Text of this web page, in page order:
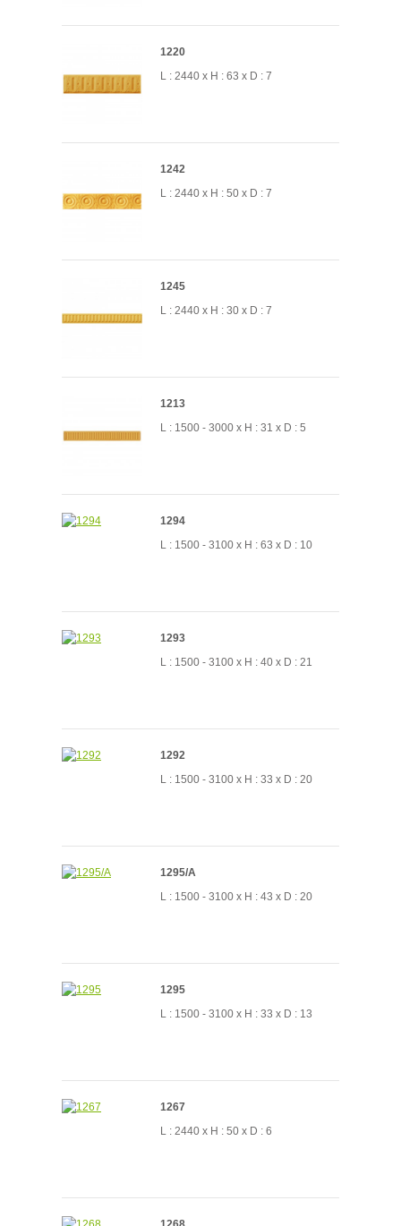
1220
L : 2440 x H : 63 x D : 7
1242
L : 2440 x H : 50 x D : 7
1245
L : 2440 x H : 30 x D : 7
1213
L : 1500 - 3000 x H : 31 x D : 5
1294
L : 1500 - 3100 x H : 63 x D : 10
1293
L : 1500 - 3100 x H : 40 x D : 21
1292
L : 1500 - 3100 x H : 33 x D : 20
1295/A
L : 1500 - 3100 x H : 43 x D : 20
1295
L : 1500 - 3100 x H : 33 x D : 13
1267
L : 2440 x H : 50 x D : 6